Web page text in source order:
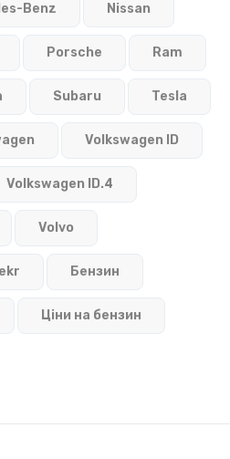
Benz Nissan
Porsche Ram
Subaru Tesla
Volkswagen ID
Volkswagen ID.4
Volvo
Бензин
Ціни на бензин